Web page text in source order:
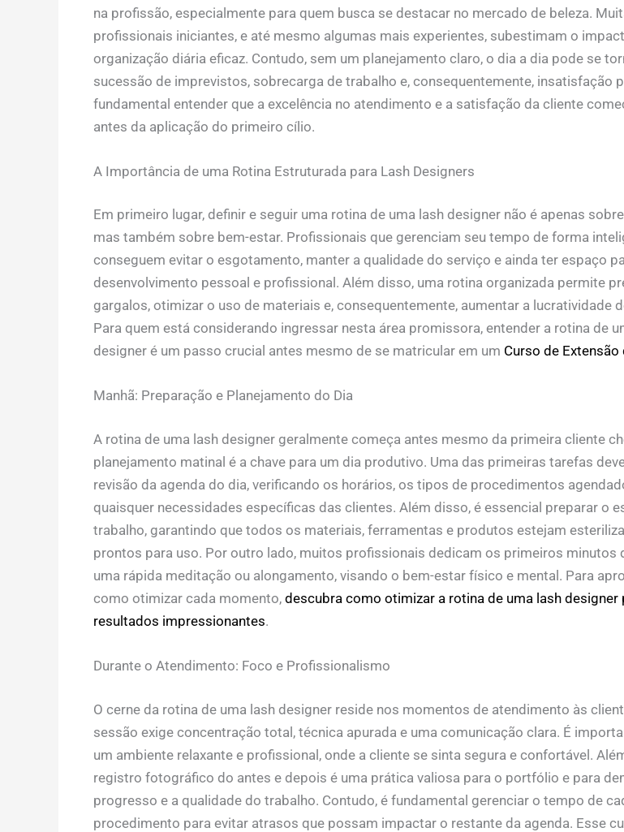
na profissão, especialmente para quem busca se destacar no mercado de beleza.
profissionais iniciantes, e até mesmo algumas mais experientes, subestimam o
organização diária eficaz. Contudo, sem um planejamento claro, o dia a dia pode se
sucessão de imprevistos, sobrecarga de trabalho e, consequentemente, insatisfação
fundamental entender que a excelência no atendimento e a satisfação da cliente
antes da aplicação do primeiro cílio.
A Importância de uma Rotina Estruturada para Lash Designers
Em primeiro lugar, definir e seguir uma rotina de uma lash designernão é apenas
mas também sobre bem-estar. Profissionais que gerenciam seu tempo de forma
conseguem evitar o esgotamento, manter a qualidade do serviço e ainda ter espaço
desenvolvimento pessoal e profissional. Além disso, uma rotina organizada permite
gargalos, otimizar o uso de materiais e, consequentemente, aumentar a lucratividade
Para quem está considerando ingressar nesta área promissora, entender a rotina de
designeré um passo crucial antes mesmo de se matricular em um Curso de Extensão
Manhã: Preparação e Planejamento do Dia
A rotina de uma lash designergeralmente começa antes mesmo da primeira cliente
planejamento matinal é a chave para um dia produtivo. Uma das primeiras tarefas
revisão da agenda do dia, verificando os horários, os tipos de procedimentos
quaisquer necessidades específicas das clientes. Além disso, é essencial preparar o
trabalho, garantindo que todos os materiais, ferramentas e produtos estejam
prontos para uso. Por outro lado, muitos profissionais dedicam os primeiros minutos
uma rápida meditação ou alongamento, visando o bem-estar físico e mental. Para
como otimizar cada momento, descubra como otimizar a rotina de uma lash designer
resultados impressionantes.
Durante o Atendimento: Foco e Profissionalismo
O cerne da rotina de uma lash designerreside nos momentos de atendimento às
sessão exige concentração total, técnica apurada e uma comunicação clara. É
um ambiente relaxante e profissional, onde a cliente se sinta segura e confortável.
registro fotográfico do antes e depois é uma prática valiosa para o portfólio e para
progresso e a qualidade do trabalho. Contudo, é fundamental gerenciar o tempo de
procedimento para evitar atrasos que possam impactar o restante da agenda. Esse